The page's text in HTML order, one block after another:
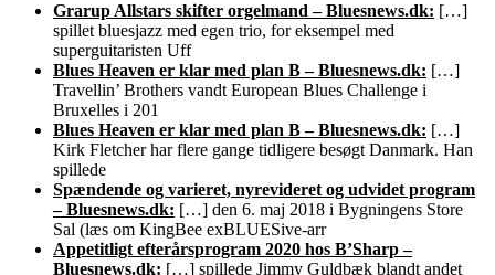
Grarup Allstars skifter orgelmand – Bluesnews.dk: […]
spillet bluesjazz med egen trio, for eksempel med
superguitaristen Uff
Blues Heaven er klar med plan B – Bluesnews.dk: […]
Travellin’ Brothers vandt European Blues Challenge i
Bruxelles i 201
Blues Heaven er klar med plan B – Bluesnews.dk: […]
Kirk Fletcher har flere gange tidligere besøgt Danmark. Han
spillede
Spændende og varieret, nyrevideret og udvidet program
– Bluesnews.dk: […] den 6. maj 2018 i Bygningens Store
Sal (læs om KingBee exBLUESive-arr
Appetitligt efterårsprogram 2020 hos B’Sharp –
Bluesnews.dk: […] spillede Jimmy Guldbæk blandt andet